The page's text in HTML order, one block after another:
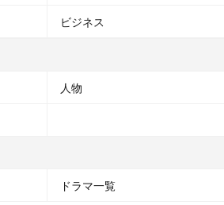
ビジネス
人物
ドラマ一覧